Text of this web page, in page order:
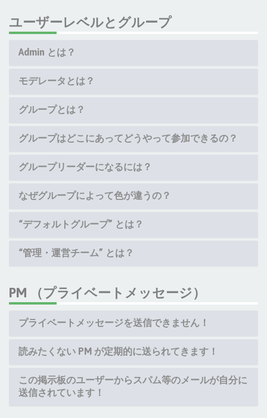
ユーザーレベルとグループ
Admin とは？
モデレータとは？
グループとは？
グループはどこにあってどうやって参加できるの？
グループリーダーになるには？
なぜグループによって色が違うの？
“デフォルトグループ” とは？
“管理・運営チーム” とは？
PM （プライベートメッセージ）
プライベートメッセージを送信できません！
読みたくない PM が定期的に送られてきます！
この掲示板のユーザーからスパム等のメールが自分に
送信されています！